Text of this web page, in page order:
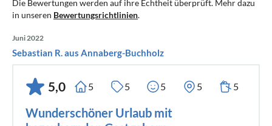
Die Bewertungen werden auf ihre Echtheit überprüft. Mehr dazu
in unseren Bewertungsrichtlinien.
Juni 2022
Sebastian R. aus Annaberg-Buchholz
5,0 5 5 5 5 5
Wunderschöner Urlaub mit